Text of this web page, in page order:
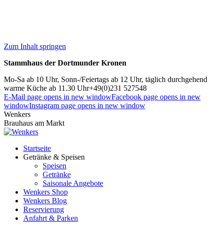
Zum Inhalt springen
Stammhaus der Dortmunder Kronen
Mo-Sa ab 10 Uhr, Sonn-/Feiertags ab 12 Uhr, täglich durchgehend
warme Küche ab 11.30 Uhr+49(0)231 527548
E-Mail page opens in new windowFacebook page opens in new
windowInstagram page opens in new window
Wenkers
Brauhaus am Markt
Startseite
Getränke & Speisen
Speisen
Getränke
Saisonale Angebote
Wenkers Shop
Wenkers Blog
Reservierung
Anfahrt & Parken